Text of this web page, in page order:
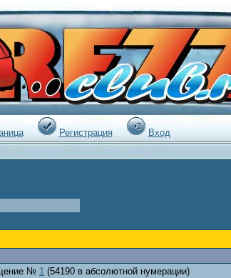
Регистрация
Вход
№ 1 (54190 в абсолютной нумерации)